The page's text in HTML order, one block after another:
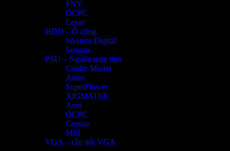
PNY
OCPC
Lexar
HDD – Ổ cứng
Western Digital
Seagate
PSU – Nguồn máy tính
Cooler Master
Antec
SuperFlower
XIGMATEK
Asus
OCPC
Corsair
MSI
VGA – cầu nối VGA